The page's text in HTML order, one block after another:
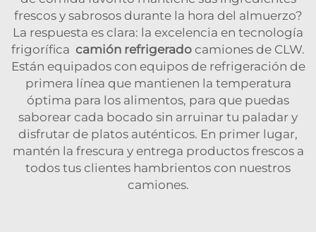
frescos y sabrosos durante la hora del almuerzo?
La respuesta es clara: la excelencia en tecnología
frigorífica camión refrigerado camiones de CLW.
Están equipados con equipos de refrigeración de
primera línea que mantienen la temperatura
óptima para los alimentos, para que puedas
saborear cada bocado sin arruinar tu paladar y
disfrutar de platos auténticos. En primer lugar,
mantén la frescura y entrega productos frescos a
todos tus clientes hambrientos con nuestros
camiones.